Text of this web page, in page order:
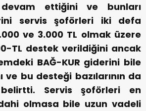
ettiğini ve bunları
servis şoförleri iki defa
ve 3.000 TL olmak üzere
TL destek verildiğini ancak
BAĞ-KUR giderini bile
ve bu desteği bazılarının da
belirtti. Servis şoförleri en
olmasa bile uzun vadeli